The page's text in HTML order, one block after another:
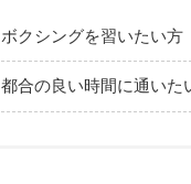
ボクシングを習いたい方
都合の良い時間に通いた